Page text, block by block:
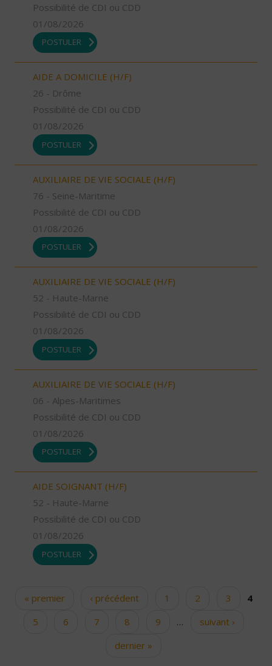
Possibilité de CDI ou CDD
01/08/2026
POSTULER
AIDE A DOMICILE (H/F)
26 - Drôme
Possibilité de CDI ou CDD
01/08/2026
POSTULER
AUXILIAIRE DE VIE SOCIALE (H/F)
76 - Seine-Maritime
Possibilité de CDI ou CDD
01/08/2026
POSTULER
AUXILIAIRE DE VIE SOCIALE (H/F)
52 - Haute-Marne
Possibilité de CDI ou CDD
01/08/2026
POSTULER
AUXILIAIRE DE VIE SOCIALE (H/F)
06 - Alpes-Maritimes
Possibilité de CDI ou CDD
01/08/2026
POSTULER
AIDE SOIGNANT (H/F)
52 - Haute-Marne
Possibilité de CDI ou CDD
01/08/2026
POSTULER
Pages« premier ‹ précédent 1 2 3
4
5
6 7 8 9 …
suivant ›
dernier »